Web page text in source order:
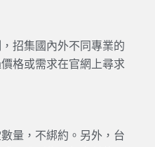
招集國內外不同專業的
格或需求在官網上尋求
量，不綁約。另外，台